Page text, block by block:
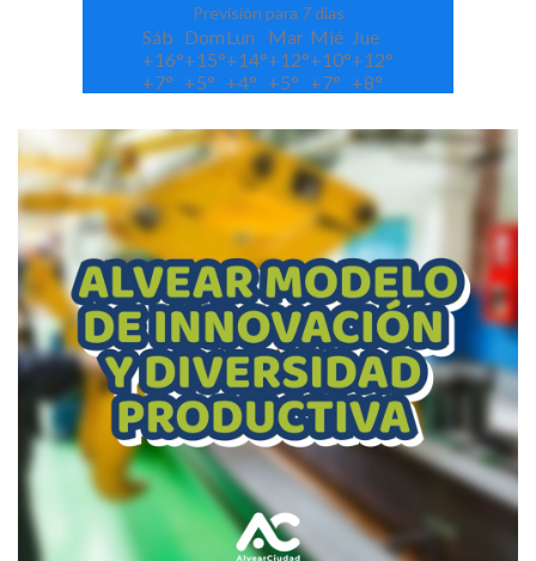
Previsión para 7 días
Sáb DomLun Mar Mié Jue
+16°+15°+14°+12°+10°+12°
+7° +5° +4° +5° +7° +8°